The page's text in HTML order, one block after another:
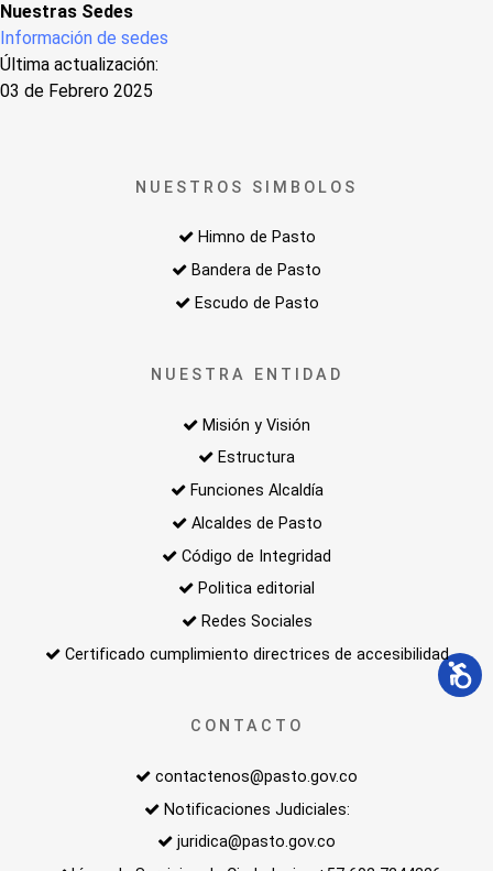
Nuestras Sedes
Información de sedes
Última actualización:
03 de Febrero 2025
NUESTROS SIMBOLOS
Himno de Pasto
Bandera de Pasto
Escudo de Pasto
NUESTRA ENTIDAD
Misión y Visión
Estructura
Funciones Alcaldía
Alcaldes de Pasto
Código de Integridad
Politica editorial
Redes Sociales
Certificado cumplimiento directrices de accesibilidad
CONTACTO
contactenos@pasto.gov.co
Notificaciones Judiciales:
juridica@pasto.gov.co